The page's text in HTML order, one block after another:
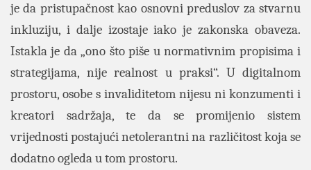
je da pristupačnost kao osnovni preduslov za stvarnu
inkluziju, i dalje izostaje iako je zakonska obaveza.
Istakla je da „ono što piše u normativnim propisima i
strategijama, nije realnost u praksi“. U digitalnom
prostoru, osobe s invaliditetom nijesu ni konzumenti i
kreatori sadržaja, te da se promijenio sistem
vrijednosti postajući netolerantni na različitost koja se
dodatno ogleda u tom prostoru.